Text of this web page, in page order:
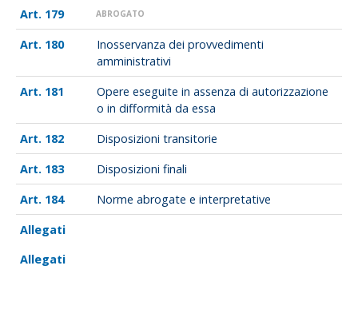
179 ABROGATO
180
Inosservanza dei provvedimenti
amministrativi
181
Opere eseguite in assenza di autorizzazione
o in difformità da essa
182
Disposizioni transitorie
183
Disposizioni finali
184
Norme abrogate e interpretative
Allegati
Allegati